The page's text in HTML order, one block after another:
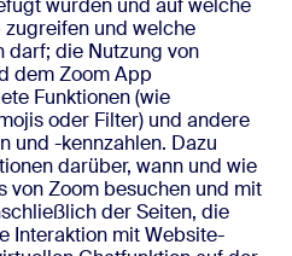
wurden und auf welche
und welche
darf; die Nutzung von
dem Zoom App
Funktionen (wie
oder Filter) und andere
und -kennzahlen. Dazu
darüber, wann und wie
von Zoom besuchen und mit
der Seiten, die
Interaktion mit Website-